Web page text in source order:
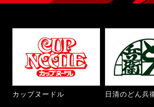
カップヌードル 日清のどん兵